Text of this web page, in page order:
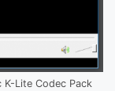
K-Lite Codec Pack